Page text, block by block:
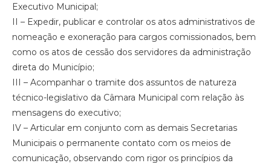
Executivo Municipal;
II – Expedir, publicar e controlar os atos administrativos de
nomeação e exoneração para cargos comissionados, bem
como os atos de cessão dos servidores da administração
direta do Município;
III – Acompanhar o tramite dos assuntos de natureza
técnico-legislativo da Câmara Municipal com relação às
mensagens do executivo;
IV – Articular em conjunto com as demais Secretarias
Municipais o permanente contato com os meios de
comunicação, observando com rigor os princípios da